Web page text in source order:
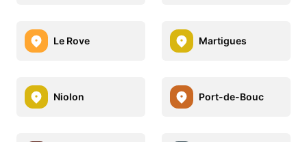
Le Rove Martigues
Niolon Port-de-Bouc